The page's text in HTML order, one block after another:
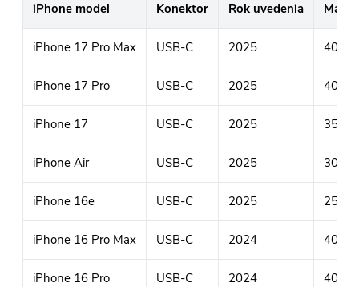
iPhone model Konektor Rok uvedenia
iPhone 17 Pro Max USB-C 2025 40W
iPhone 17 Pro USB-C 2025 40W
iPhone 17 USB-C 2025 35W
iPhone Air USB-C 2025 30W
iPhone 16e USB-C 2025 25W
iPhone 16 Pro Max USB-C 2024 40W
iPhone 16 Pro USB-C 2024 40W